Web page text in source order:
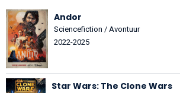
Andor
Sciencefiction / Avontuur
2022-2025
Star Wars: The Clone Wars